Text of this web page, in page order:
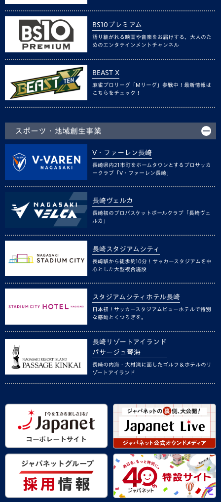
BS10プレミアム
語り継がれる映画や音楽をお届けする、大人のた
めのエンタテインメントチャンネル
BEAST X
麻雀プロリーグ「Mリーグ」参戦中！最新情報は
こちらをチェック！
スポーツ・地域創生事業
V・ファーレン長崎
長崎県内21市町をホームタウンとするプロサッカ
ークラブ「V・ファーレン長崎」
長崎ヴェルカ
長崎初のプロバスケットボールクラブ「長崎ヴェ
ルカ」
長崎スタジアムシティ
長崎駅から徒歩約10分！サッカースタジアムを中
心とした大型複合施設
スタジアムシティホテル長崎
日本初！サッカースタジアムビューホテルで特別
な感動とくつろぎを。
長崎リゾートアイランド
パサージュ琴海
長崎の内海・大村湾に面したゴルフ＆ホテルのリ
ゾートアイランド